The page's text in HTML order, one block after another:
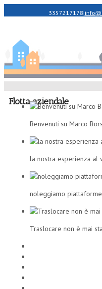
3357217178|
Flotta aziendale
Benvenuti su Marco
la nostra esperienza al
noleggiamo
Traslocare non è mai